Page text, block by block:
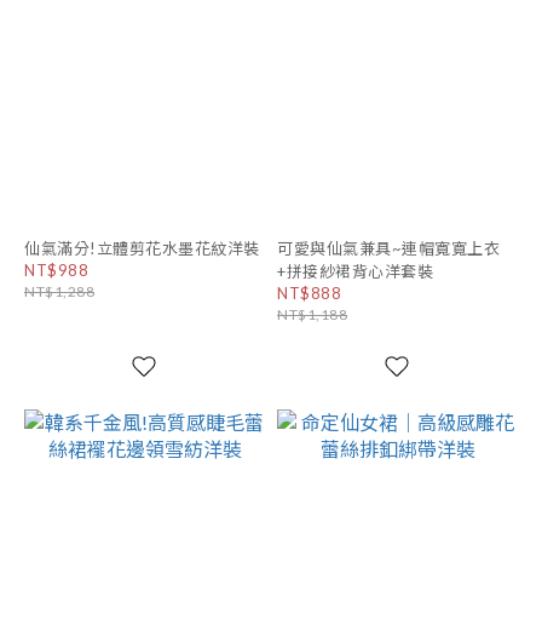
仙氣滿分!立體剪花水墨花紋洋裝
NT$988
NT$1,288
可愛與仙氣兼具~連帽寬寬上衣
+拼接紗裙背心洋套裝
NT$888
NT$1,188